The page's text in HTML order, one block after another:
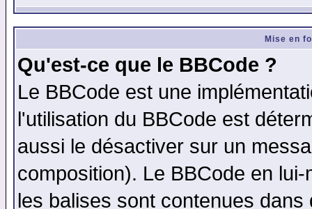
Mise en
Qu'est-ce que le BBCode ?
Le BBCode est une
l'utilisation du BBCode est
aussi le désactiver sur un
composition). Le BBCode en
les balises sont contenues